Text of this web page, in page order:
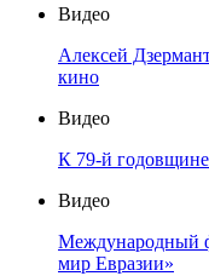
Видео
Алексей
кино
Видео
К 79-й
Видео
Международный
мир Евразии»